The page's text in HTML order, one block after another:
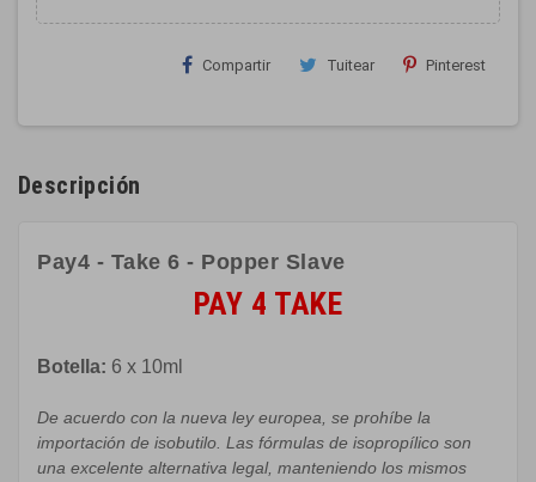
Compartir Tuitear Pinterest
Descripción
Pay4 - Take 6 - Popper Slave
PAY 4 TAKE
Botella: 6 x 10ml
De acuerdo con la nueva ley europea se prohíbe la
importación de isobutilo Las fórmulas de isopropílico son
una excelente alternativa legal, manteniendo los mismos